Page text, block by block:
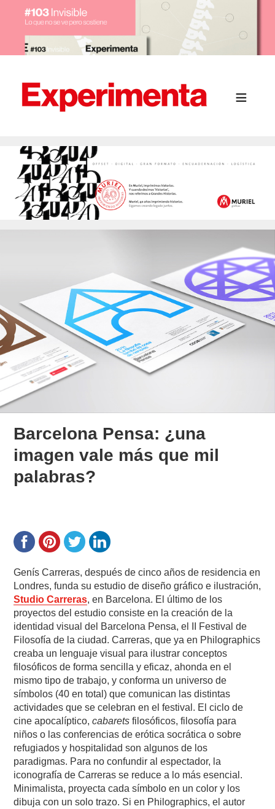
Barcelona Pensa: ¿una
imagen vale más que mil
palabras?
Genís Carreras, después de cinco años de residencia en
Londres, funda su estudio de diseño gráfico e ilustración,
Studio Carreras, en Barcelona. El último de los
proyectos del estudio consiste en la creación de la
identidad visual del Barcelona Pensa, el II Festival de
Filosofía de la ciudad. Carreras, que ya en Philographics
creaba un lenguaje visual para ilustrar conceptos
filosóficos de forma sencilla y eficaz, ahonda en el
mismo tipo de trabajo, y conforma un universo de
símbolos (40 en total) que comunican las distintas
actividades que se celebran en el festival. El ciclo de
cine apocalíptico,cabarets filosóficos, filosofía para
niños o las conferencias de erótica socrática o sobre
refugiados y hospitalidad son algunos de los
paradigmas. Para no confundir al espectador, la
iconografía de Carreras se reduce a lo más esencial.
Minimalista, proyecta cada símbolo en un color y los
dibuja con un solo trazo. Si en Philographics, el autor